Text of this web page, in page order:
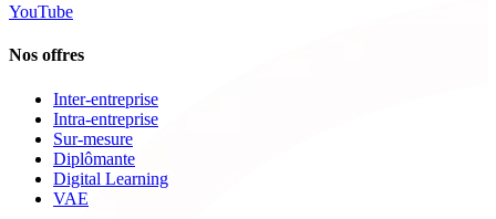
YouTube
Nos offres
Inter-entreprise
Intra-entreprise
Sur-mesure
Diplômante
Digital Learning
VAE